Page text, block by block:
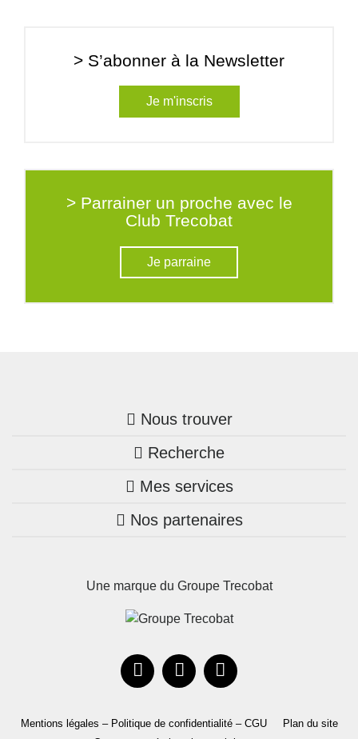
> S’abonner à la Newsletter
Je m'inscris
> Parrainer un proche avec le
Club Trecobat
Je parraine
Nous trouver
Trouver une agence
Bretagne
Pays de la Loire
Occitanie
Recherche
Nos annonces
Maison + terrain
Mes services
Mon compte Trecobois
Parrainez un proche!
Nos partenaires
Une marque du Groupe Trecobat
Mentions légales – Politique de confidentialité – CGU
Plan du site